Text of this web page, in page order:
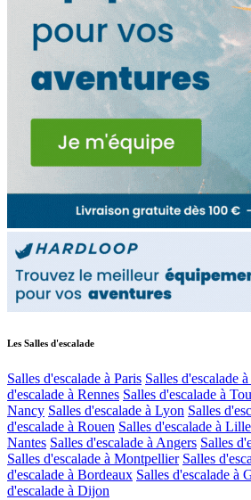
Les Salles d'escalade
Salles d'escalade à Paris Salles d'escalade
d'escalade à Rennes Salles d'escalade à
Nancy Salles d'escalade à Lyon Salles
d'escalade à Rouen Salles d'escalade à Lille
Nantes Salles d'escalade à Angers Salles
Salles d'escalade à Montpellier Salles
d'escalade à Bordeaux Salles d'escalade à
d'escalade à Dijon